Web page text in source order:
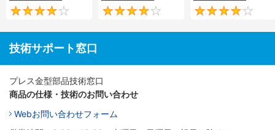
4.2 3.9
技術サポート窓口
プレス金型部品技術窓口
商品の仕様・技術のお問い合わせ
Webお問い合わせフォーム